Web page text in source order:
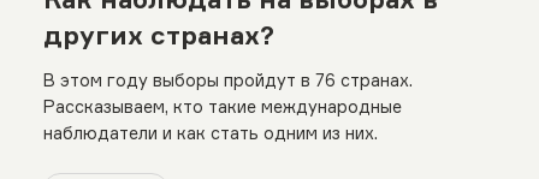
других странах?
В этом году выборы пройдут в 76 странах.
Рассказываем, кто такие международные
наблюдатели и как стать одним из них.